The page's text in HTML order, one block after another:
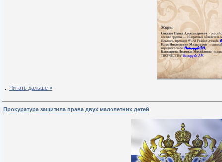
Читать дальше »
Прокуратура защитила права двух малолетних детей